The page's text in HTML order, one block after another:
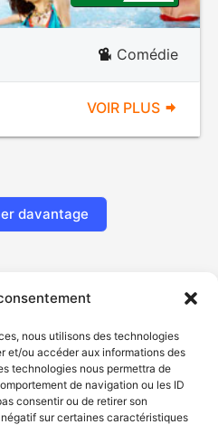
nous utilisons des technologies
et/ou accéder aux informations des
technologies nous permettra de
de navigation ou les ID
consentir ou de retirer son
sur certaines caractéristiques
Comédie
VOIR PLUS
davantage
du Québec, 2026